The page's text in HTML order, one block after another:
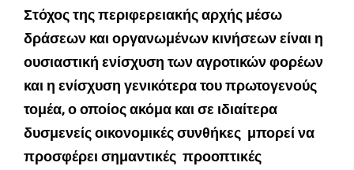
Στόχος της περιφερειακής αρχής μέσω
δράσεων και οργανωμένων κινήσεων είναι η
ουσιαστική ενίσχυση των αγροτικών φορέων
και η ενίσχυση γενικότερα του πρωτογενούς
τομέα, ο οποίος ακόμα και σε ιδιαίτερα
δυσμενείς οικονομικές συνθήκες μπορεί να
προσφέρει σημαντικές προοπτικές